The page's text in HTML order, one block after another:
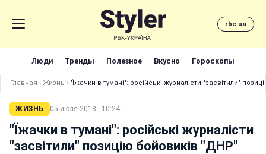
rbc.ua
Люди Тренды Полезное Вкусно Гороскопы
Главная › Жизнь › "Їжачки в тумані": російські журналісти "засвітили"
ЖИЗНЬ 05 июля 2018 · 10:24
"Їжачки в тумані": російські журналісти
"засвітили" позицію бойовиків "ДНР"